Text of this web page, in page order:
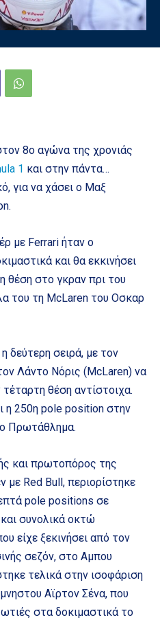
8ο αγώνα της χρονιάς
1 και στην πάντα…
για να χάσει ο Μαξ
με Ferrari ήταν ο
και θα εκκινήσει
θέση στο γκραν πρι του
του τη McLaren του Οσκαρ
δεύτερη σειρά, με τον
Λάντο Νόρις (McLaren) να
τέταρτη θέση αντίστοιχα.
η 250η pole position στην
Πρωτάθλημα.
και πρωτοπόρος της
Red Bull, περιορίστηκε
pole positions σε
συνολικά οκτώ
είχε ξεκινήσει από τον
σεζόν, στο Αμπου
τελικά στην ισοφάριση
Αϊρτον Σένα, που
στα δοκιμαστικά το